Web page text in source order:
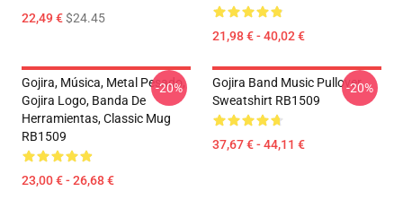
22,49 €$24.45
21,98 € - 40,02 €
Gojira, Música, Metal Pesado,
Gojira Logo, Banda De
Herramientas, Classic Mug
RB1509
23,00 € - 26,68 €
-20%
Gojira Band Music Pullover
Sweatshirt RB1509
37,67 € - 44,11 €
-20%